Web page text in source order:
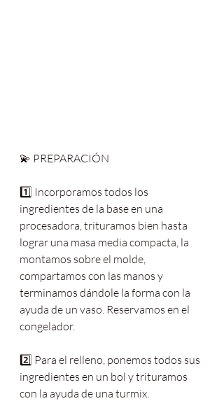
💫 PREPARACIÓN
1️⃣ Incorporamos todos los
ingredientes de la base en una
procesadora, trituramos bien hasta
lograr una masa media compacta, la
montamos sobre el molde,
compartamos con las manos y
terminamos dándole la forma con la
ayuda de un vaso. Reservamos en el
congelador.
2️⃣ Para el relleno, ponemos todos sus
ingredientes en un bol y trituramos
con la ayuda de una turmix.